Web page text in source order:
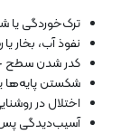
ترک‌خوردگی یا
نفوذ آب، بخار
کدر شدن سطح
شکستن
اختلال در
آسیب‌دیدگی پس